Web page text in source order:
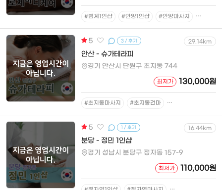
#범계1인샵 #안양1인샵 #안양마사지 #범계마
5 3 / 후기 29.14km
안산 - 슈가테라피
경기 안산시 단원구 초지동 744
최저가 130,000원
#초지동마사지 #초지동건마 #초지동스웨디시
5 1 / 후기 16.44km
분당 - 정민 1인샵
경기 성남시 분당구 정자동 157-9
최저가 110,000원